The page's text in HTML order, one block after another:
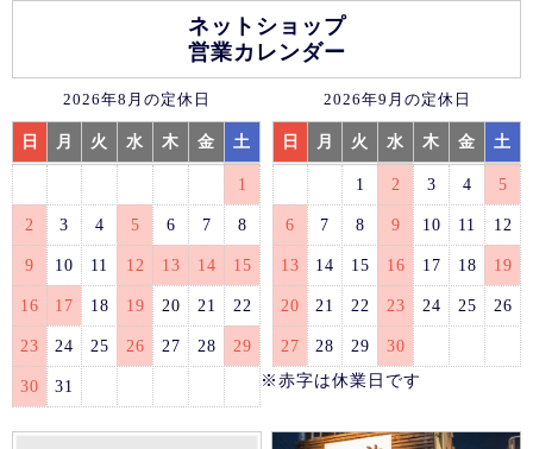
ネットショップ
営業カレンダー
2026年8月の定休日
日 月 火 水 木 金 土
1
2 3 4 5 6 7 8
9 10 11 12 13 14 15
16 17 18 19 20 21 22
23 24 25 26 27 28 29
30 31
2026年9月の定休日
日 月 火 水 木 金 土
1 2 3 4 5
6 7 8 9 10 11 12
13 14 15 16 17 18 19
20 21 22 23 24 25 26
27 28 29
30
※赤字は休業日です